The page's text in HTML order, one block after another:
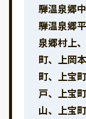
騨温泉郷
騨温泉郷
泉郷村上
町、上岡
町、上宝
戸、上宝
山、上宝